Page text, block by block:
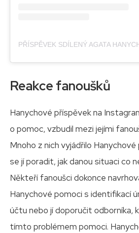
Reakce fanoušků
Hanychové příspěvek na
o pomoc, vzbudil mezi jejími
Mnoho z nich vyjádřilo Hanychové
se jí poradit, jak danou situaci co
Někteří fanoušci dokonce
Hanychové pomoci s identifikací
účtu nebo jí doporučit odborníka,
tímto problémem pomoci.